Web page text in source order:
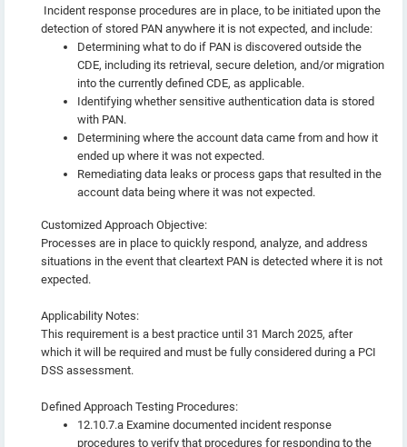
Incident response procedures are in place, to be initiated upon the
detection of stored PAN anywhere it is not expected, and include:
Determining what to do if PAN is discovered outside the
CDE, including its retrieval, secure deletion, and/or migration
into the currently defined CDE, as applicable.
Identifying whether sensitive authentication data is stored
with PAN.
Determining where the account data came from and how it
ended up where it was not expected.
Remediating data leaks or process gaps that resulted in the
account data being where it was not expected.
Customized Approach Objective:
Processes are in place to quickly respond, analyze, and address
situations in the event that cleartext PAN is detected where it is not
expected.
Applicability Notes:
This requirement is a best practice until 31 March 2025, after
which it will be required and must be fully considered during a PCI
DSS assessment.
Defined Approach Testing Procedures:
12.10.7.a Examine documented incident response
procedures to verify that procedures for responding to the